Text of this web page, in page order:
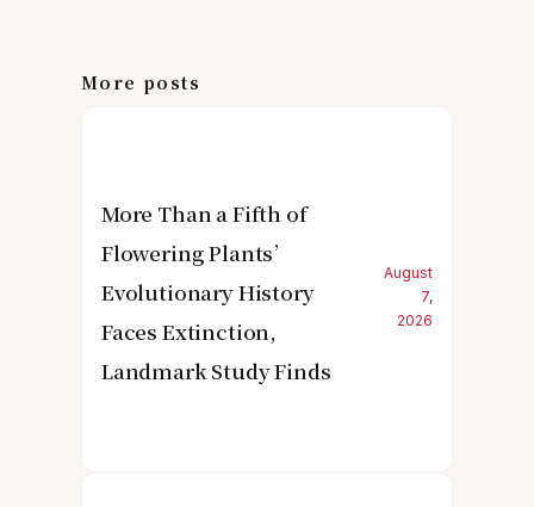
More posts
More Than a Fifth of
Flowering Plants’
Evolutionary History
Faces Extinction,
Landmark Study Finds
August
7,
2026